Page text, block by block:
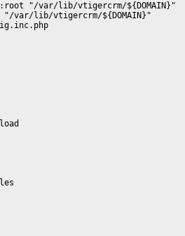
"/var/lib/vtigercrm/${DOMAIN}"
w "/var/lib/vtigercrm/${DOMAIN}"